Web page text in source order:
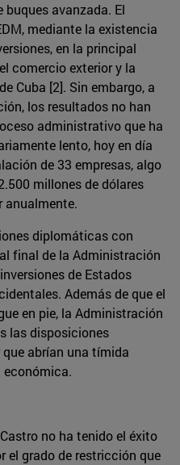
avanzada. El
mediante la existencia
en la principal
comercio exterior y la
Cuba [2]. Sin embargo, a
los resultados no han
administrativo que ha
lento, hoy en día
de 33 empresas, algo
millones de dólares
anualmente.
diplomáticas con
final de la Administración
de Estados
Además de que el
en pie, la Administración
las disposiciones
abrían una tímida
económica.
no ha tenido el éxito
el grado de restricción que